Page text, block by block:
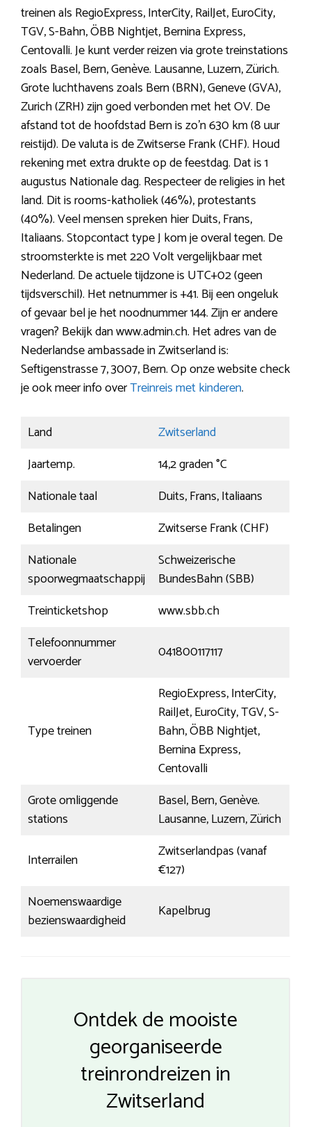
treinen als RegioExpress, InterCity, RailJet, EuroCity,
TGV, S-Bahn, ÖBB Nightjet, Bernina Express,
Centovalli. Je kunt verder reizen via grote treinstations
zoals Basel, Bern, Genève. Lausanne, Luzern, Zürich.
Grote luchthavens zoals Bern (BRN), Geneve (GVA),
Zurich (ZRH) zijn goed verbonden met het OV. De
afstand tot de hoofdstad Bern is zo’n 630 km (8 uur
reistijd). De valuta is de Zwitserse Frank (CHF). Houd
rekening met extra drukte op de feestdag. Dat is 1
augustus Nationale dag. Respecteer de religies in het
land. Dit is rooms-katholiek (46%), protestants
(40%). Veel mensen spreken hier Duits, Frans,
Italiaans. Stopcontact type J kom je overal tegen. De
stroomsterkte is met 220 Volt vergelijkbaar met
Nederland. De actuele tijdzone is UTC+02 (geen
tijdsverschil). Het netnummer is +41. Bij een ongeluk
of gevaar bel je het noodnummer 144. Zijn er andere
vragen? Bekijk dan www.admin.ch. Het adres van de
Nederlandse ambassade in Zwitserland is:
Seftigenstrasse 7, 3007, Bern. Op onze website check
je ook meer info overTreinreis met kinderen.
Land
Zwitserland
Jaartemp.
14,2 graden °C
Nationale taal
Duits, Frans, Italiaans
Betalingen
Zwitserse Frank (CHF)
Nationale
spoorwegmaatschappij
Schweizerische
BundesBahn (SBB)
Treinticketshop
www.sbb.ch
Telefoonnummer
vervoerder
041800117117
Type treinen
RegioExpress, InterCity,
RailJet, EuroCity, TGV, S-
Bahn, ÖBB Nightjet,
Bernina Express,
Centovalli
Grote omliggende
stations
Basel, Bern, Genève.
Lausanne, Luzern, Zürich
Interrailen
Zwitserlandpas (vanaf
€127)
Noemenswaardige
bezienswaardigheid
Kapelbrug
Ontdek de mooiste
georganiseerde
treinrondreizen in
Zwitserland